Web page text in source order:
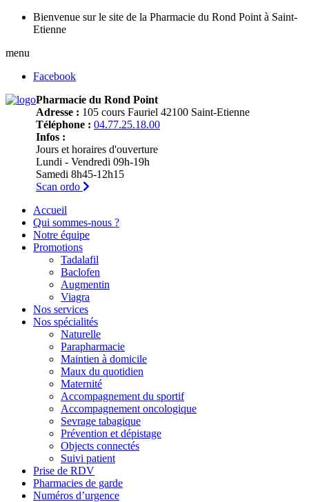
Bienvenue sur le site de la Pharmacie du Rond Point à Saint-
Etienne
menu
Facebook
Pharmacie du Rond Point
Adresse : 105 cours Fauriel 42100 Saint-Etienne
Téléphone : 04.77.25.18.00
Infos :
Jours et horaires d'ouverture
Lundi - Vendredi 09h-19h
Samedi 8h45-12h15
Scan ordo
Accueil
Qui sommes-nous ?
Notre équipe
Promotions
Tadalafil
Baclofen
Augmentin
Viagra
Nos services
Nos spécialités
Naturelle
Parapharmacie
Maintien à domicile
Maux du quotidien
Maternité
Accompagnement du sportif
Accompagnement oncologique
Sevrage tabagique
Prévention et dépistage
Objects connectés
Suivi patient
Prise de RDV
Pharmacies de garde
Numéros d’urgence